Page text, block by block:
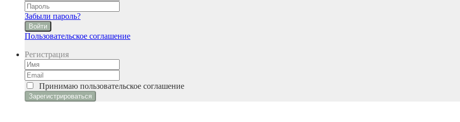
Забыли пароль?
Войти
Пользовательское соглашение
Регистрация
Принимаю пользовательское соглашение